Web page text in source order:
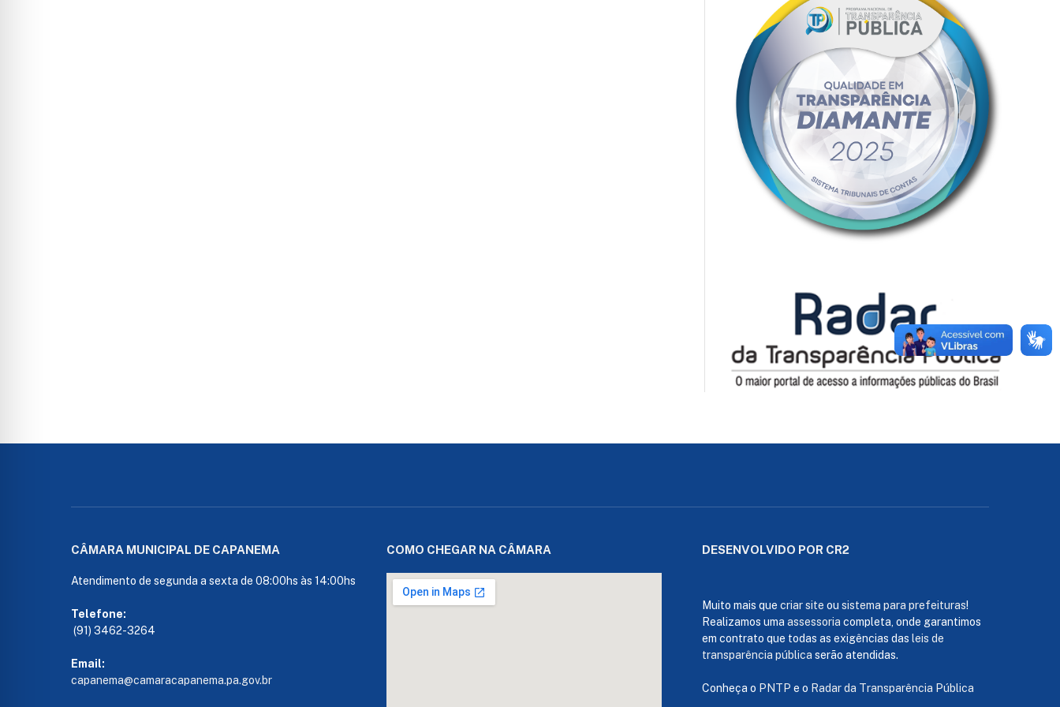
CÂMARA MUNICIPAL DE CAPANEMA
Atendimento de segunda a sexta de 08:00hs às 14:00hs
Telefone:
(91) 3462-3264
Email:
capanema@camaracapanema.pa.gov.br
COMO CHEGAR NA CÂMARA DESENVOLVIDO POR CR2
Muito mais que criar site ou sistema para prefeituras!
Realizamos uma assessoria completa, onde garantimos
em contrato que todas as exigências das leis de
transparência pública serão atendidas.
Conheça o PNTP e o Radar da Transparência Pública